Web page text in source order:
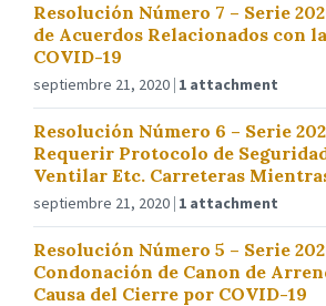
Resolución Número 7 – Serie
de Acuerdos Relacionados con
COVID-19
septiembre 21, 2020 1 attachment
Resolución Número 6 – Serie
Requerir Protocolo de
Ventilar Etc. Carreteras
septiembre 21, 2020 1 attachment
Resolución Número 5 – Serie
Condonación de Canon de
Causa del Cierre por COVID-19